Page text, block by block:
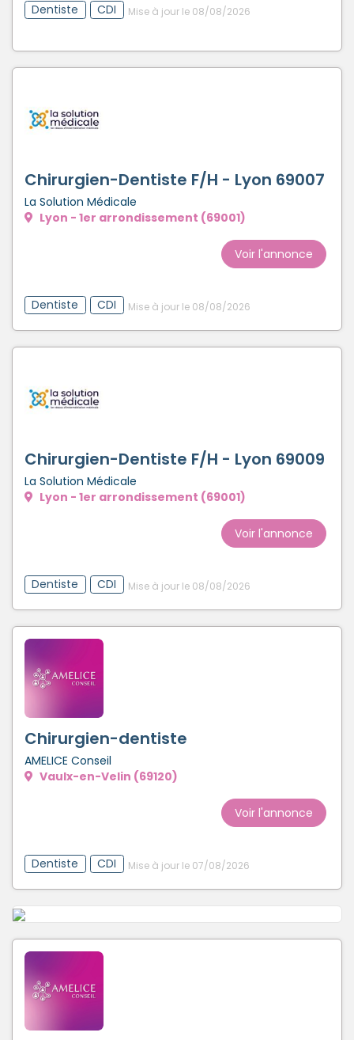
Dentiste CDI Mise à jour le 08/08/2026
Chirurgien-Dentiste F/H - Lyon 69007
La Solution Médicale
Lyon - 1er arrondissement (69001)
Voir l'annonce
Dentiste CDI Mise à jour le 08/08/2026
Chirurgien-Dentiste F/H - Lyon 69009
La Solution Médicale
Lyon - 1er arrondissement (69001)
Voir l'annonce
Dentiste CDI Mise à jour le 08/08/2026
Chirurgien-dentiste
AMELICE Conseil
Vaulx-en-Velin (69120)
Voir l'annonce
Dentiste CDI Mise à jour le 07/08/2026